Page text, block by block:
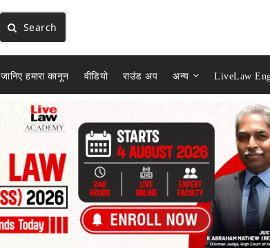
Search
जानिए हमारा कानून वीडियो राउंड अप अन्य LiveLaw